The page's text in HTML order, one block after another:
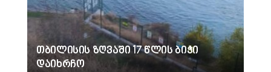
თბილისის ზღვაში 17 წლის ბიჭი
დაიხრჩო